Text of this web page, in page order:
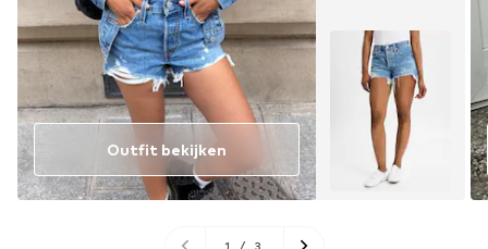
Outfit bekijken
1 / 3